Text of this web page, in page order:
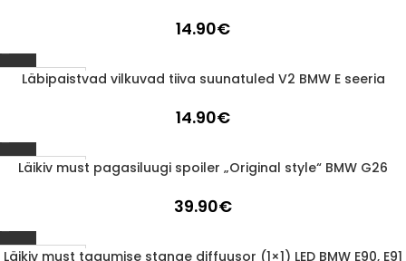
14.90€
1-3 D.D.
Läbipaistvad vilkuvad tiiva suunatuled V2 BMW E seeria
14.90€
1-3 D.D.
Läikiv must pagasiluugi spoiler „Original style“ BMW G26
39.90€
1-3 D.D.
Läikiv must tagumise stange diffuusor (1×1) LED BMW E90, E91